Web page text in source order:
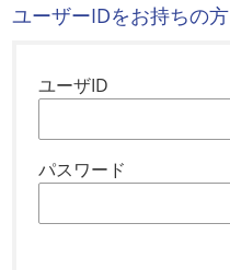
ユーザーIDをお持ちの方
ユーザID
パスワード